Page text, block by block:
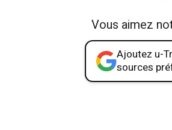
Vous aimez
Ajoutez u-
sources